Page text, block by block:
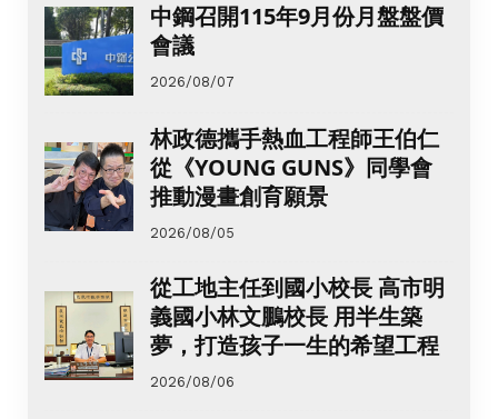
中鋼召開115年9月份月盤盤價
會議
2026/08/07
林政德攜手熱血工程師王伯仁
從《YOUNG GUNS》同學會
推動漫畫創育願景
2026/08/05
從工地主任到國小校長 高市明
義國小林文鵬校長 用半生築
夢，打造孩子一生的希望工程
2026/08/06